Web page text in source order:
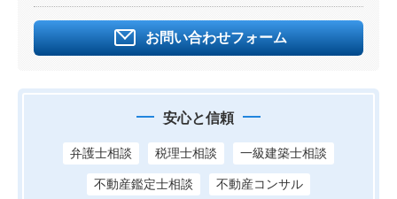
お問い合わせフォーム
安心と信頼
弁護士相談 税理士相談 一級建築士相談
不動産鑑定士相談 不動産コンサル